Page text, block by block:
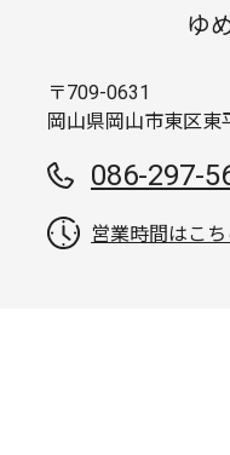
ゆ
〒709-0631
岡山県岡山市東区東
086-297-
営業時間はこち